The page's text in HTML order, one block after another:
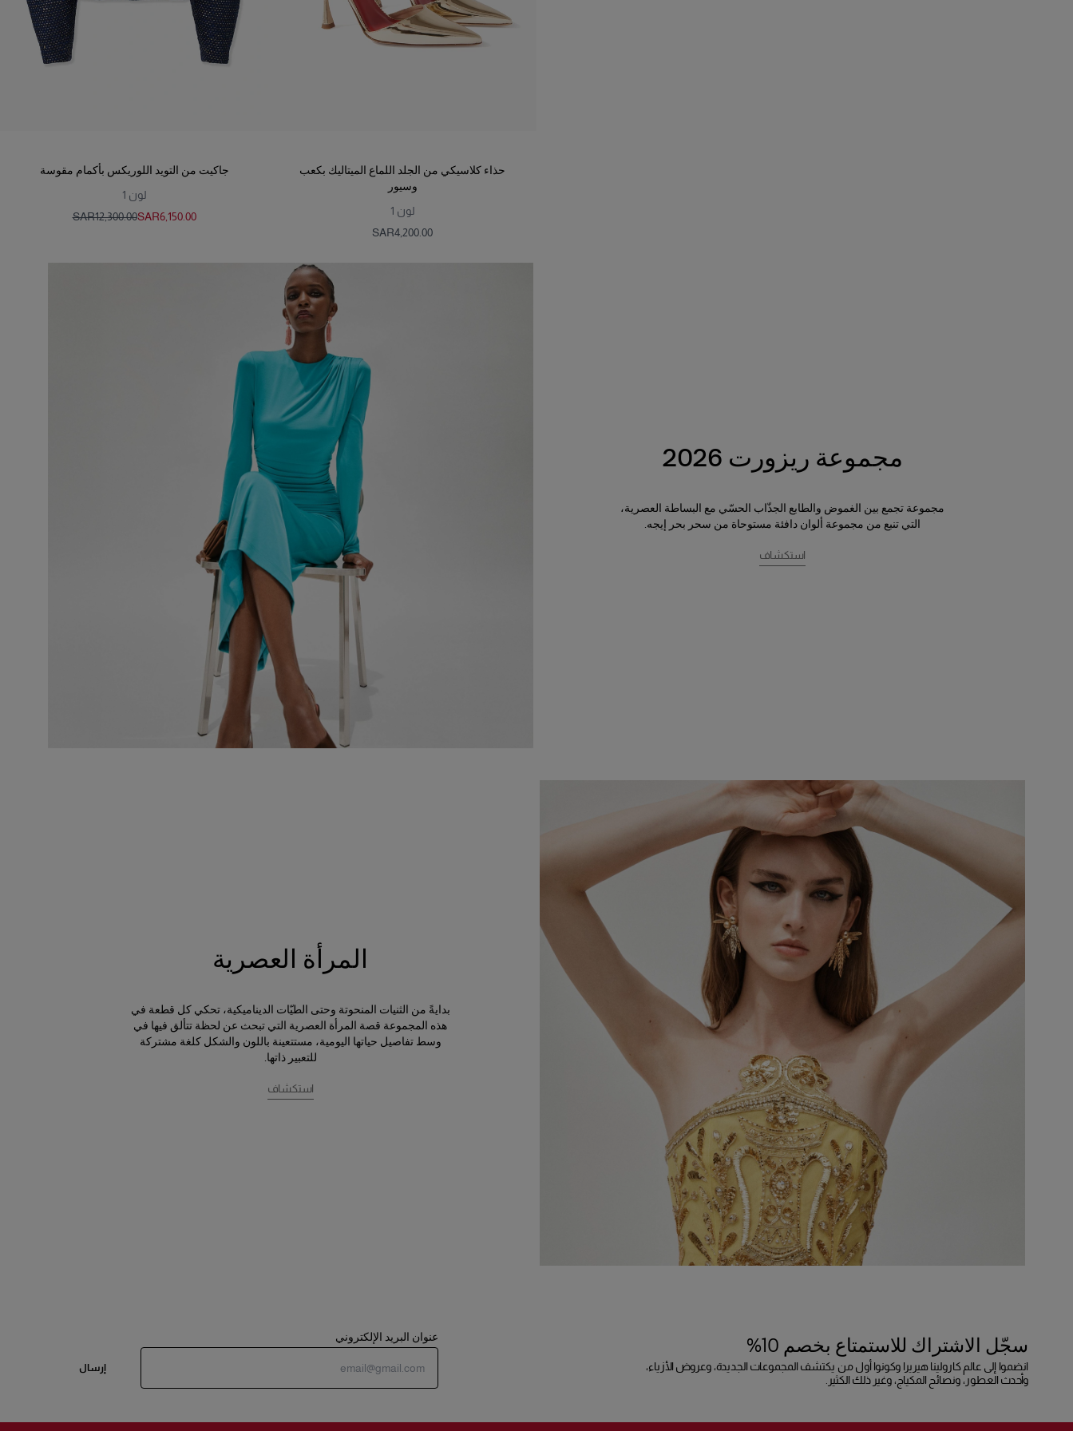
جاكيت من التويد اللوريكس بأكمام مقوسة
1 لون
SAR‌12,300.00SAR‌6,150.00
حذاء كلاسيكي من الجلد اللماع الميتاليك بكعب
وسيور
1 لون
SAR‌4,200.00
مجموعة ريزورت 2026
مجموعة تجمع بين الغموض والطابع الجذّاب الحسّي مع البساطة العصرية،
التي تنبع من مجموعة ألوان دافئة مستوحاة من سحر بحر إيجه.
استكشاف
المرأة العصرية
بدايةً من الثنيات المنحوتة وحتى الطيّات الديناميكية، تحكي كل قطعة في
هذه المجموعة قصة المرأة العصرية التي تبحث عن لحظة تتألق فيها في
وسط تفاصيل حياتها اليومية، مستتعينة باللون والشكل كلغة مشتركة
للتعبير ذاتها.
استكشاف
سجّل الاشتراك للاستمتاع بخصم 10%
انضموا إلى عالم كارولينا هيريرا وكونوا أول من يكتشف المجموعات الجديدة، وعروض الأزياء،
وأحدث العطور، ونصائح المكياج، وغير ذلك الكثير.
عنوان البريد الإلكتروني
إرسال